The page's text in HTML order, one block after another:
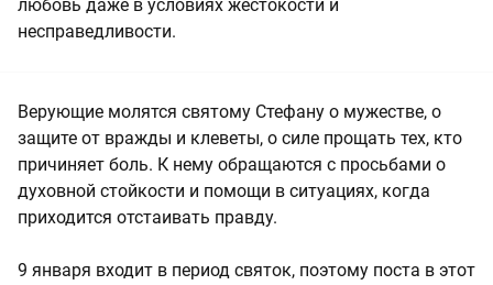
любовь даже в условиях жестокости и
несправедливости.
Верующие молятся святому Стефану о мужестве, о
защите от вражды и клеветы, о силе прощать тех, кто
причиняет боль. К нему обращаются с просьбами о
духовной стойкости и помощи в ситуациях, когда
приходится отстаивать правду.
9 января входит в период святок, поэтому поста в этот